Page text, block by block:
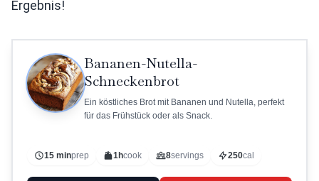
Ergebnis!
Bananen-Nutella-
Schneckenbrot
Ein köstliches Brot mit Bananen und Nutella, perfekt
für das Frühstück oder als Snack.
15 minprep 1hcook 8servings 250cal